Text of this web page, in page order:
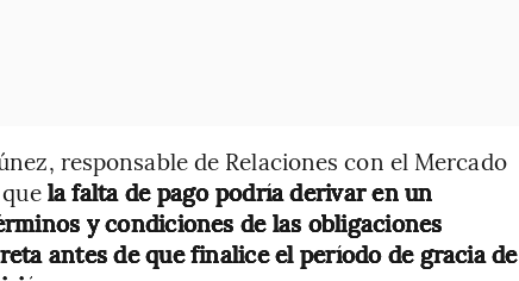
responsable de Relaciones con el Mercado
la falta de pago podría derivar en un
y condiciones de las obligaciones
antes de que finalice el período de gracia de